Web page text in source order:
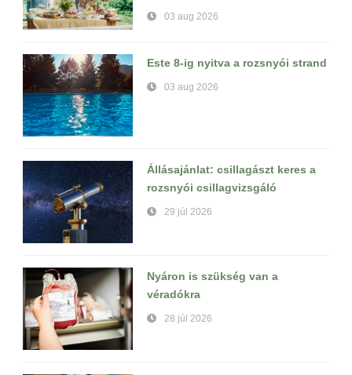
03 aug 2026
Este 8-ig nyitva a rozsnyói strand
03 aug 2026
Állásajánlat: csillagászt keres a
rozsnyói csillagvizsgáló
29 júl 2026
Nyáron is szükség van a
véradókra
28 júl 2026